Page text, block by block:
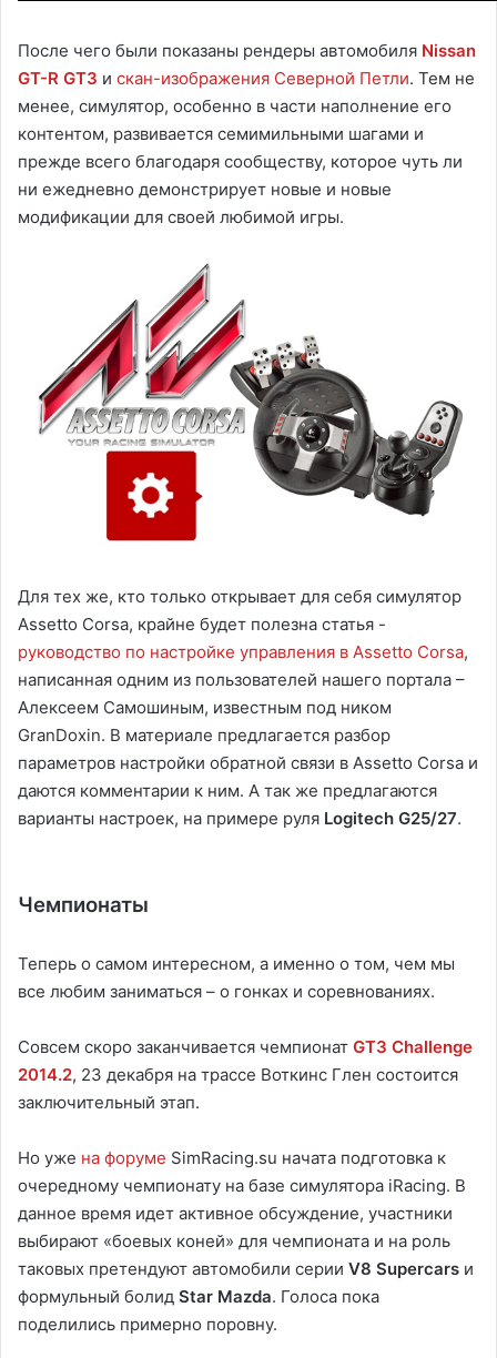
После чего были показаны рендеры автомобиля Nissan
GT-R GT3 и скан-изображения Северной Петли. Тем не
менее, симулятор, особенно в части наполнение его
контентом, развивается семимильными шагами и
прежде всего благодаря сообществу, которое чуть ли
ни ежедневно демонстрирует новые и новые
модификации для своей любимой игры.
Для тех же, кто только открывает для себя симулятор
Assetto Corsa, крайне будет полезна статья -
руководство по настройке управления в Assetto Corsa,
написанная одним из пользователей нашего портала –
Алексеем Самошиным, известным под ником
GranDoxin. В материале предлагается разбор
параметров настройки обратной связи в Assetto Corsa и
даются комментарии к ним. А так же предлагаются
варианты настроек, на примере руля Logitech G25/27.
Чемпионаты
Теперь о самом интересном, а именно о том, чем мы
все любим заниматься – о гонках и соревнованиях.
Совсем скоро заканчивается чемпионат GT3 Challenge
2014.2, 23 декабря на трассе Воткинс Глен состоится
заключительный этап.
Но уже на форуме SimRacing.su начата подготовка к
очередному чемпионату на базе симулятора iRacing. В
данное время идет активное обсуждение, участники
выбирают «боевых коней» для чемпионата и на роль
таковых претендуют автомобили серии V8 Supercars и
формульный болид Star Mazda. Голоса пока
поделились примерно поровну.